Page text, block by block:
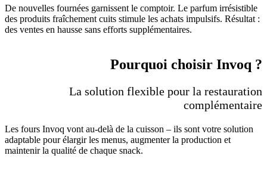
De nouvelles fournées garnissent le comptoir. Le parfum irrésistible
des produits fraîchement cuits stimule les achats impulsifs. Résultat :
des ventes en hausse sans efforts supplémentaires.
Pourquoi choisir Invoq ?
La solution flexible pour la restauration
complémentaire
Les fours Invoq vont au-delà de la cuisson – ils sont votre solution
adaptable pour élargir les menus, augmenter la production et
maintenir la qualité de chaque snack.